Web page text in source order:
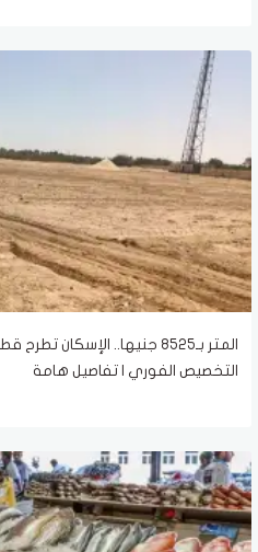
المتر بـ8525 جنيها..
التخصيص الفوري | تفاصيل هامة